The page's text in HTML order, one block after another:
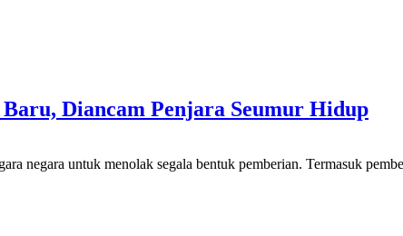
Diancam Penjara Seumur Hidup
negara untuk menolak segala bentuk pemberian. Termasuk